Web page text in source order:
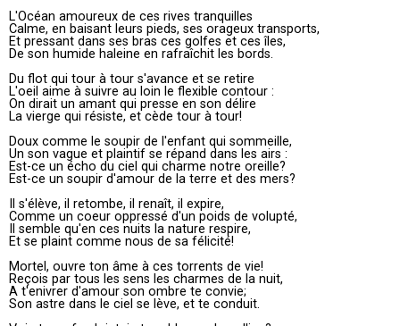
L'Océan amoureux de ces rives tranquilles
Calme, en baisant leurs pieds, ses orageux transports,
Et pressant dans ses bras ces golfes et ces îles,
De son humide haleine en rafraîchit les bords.
Du flot qui tour à tour s'avance et se retire
L'oeil aime à suivre au loin le flexible contour :
On dirait un amant qui presse en son délire
La vierge qui résiste, et cède tour à tour!
Doux comme le soupir de l'enfant qui sommeille,
Un son vague et plaintif se répand dans les airs :
Est-ce un écho du ciel qui charme notre oreille?
Est-ce un soupir d'amour de la terre et des mers?
Il s'élève, il retombe, il renaît, il expire,
Comme un coeur oppressé d'un poids de volupté,
Il semble qu'en ces nuits la nature respire,
Et se plaint comme nous de sa félicité!
Mortel, ouvre ton âme à ces torrents de vie!
Reçois par tous les sens les charmes de la nuit,
A t'enivrer d'amour son ombre te convie;
Son astre dans le ciel se lève, et te conduit.